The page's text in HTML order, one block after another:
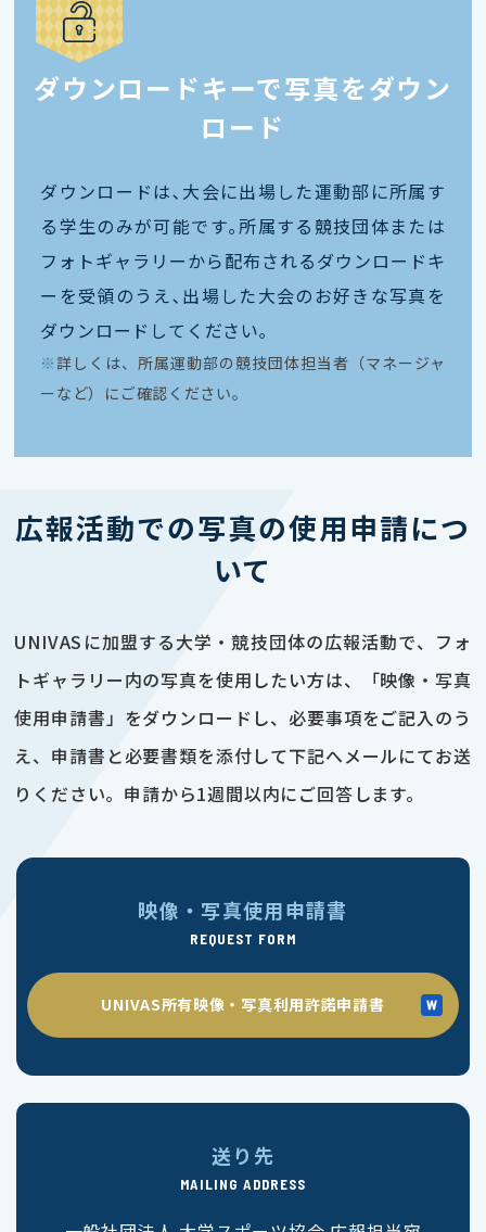
ダウンロードキーで写真をダウン
ロード
ダウンロードは､大会に出場した運動部に所属す
る学生のみが可能です｡所属する競技団体または
フォトギャラリーから配布されるダウンロードキ
ーを受領のうえ､出場した大会のお好きな写真を
ダウンロードしてください｡
※ 詳しくは、所属運動部の競技団体担当者（マネージャ
ーなど）にご確認ください。
広報活動での写真の使用申請につ
いて
UNIVASに加盟する大学・競技団体の広報活動で、フォ
トギャラリー内の写真を使用したい方は、「映像・写真
使用申請書」をダウンロードし、必要事項をご記入のう
え、申請書と必要書類を添付して下記へメールにてお送
りください。申請から1週間以内にご回答します。
映像・写真使用申請書
REQUEST FORM
UNIVAS所有映像・写真利用許諾申請書
送り先
MAILING ADDRESS